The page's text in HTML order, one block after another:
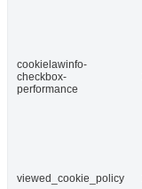
cookielawinfo-
checkbox-
performance
viewed_cookie_policy